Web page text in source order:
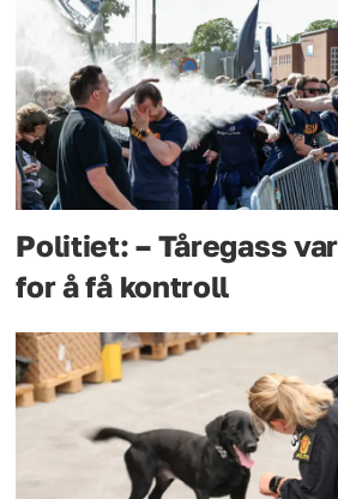
Politiet: – Tåregass
for å få kontroll